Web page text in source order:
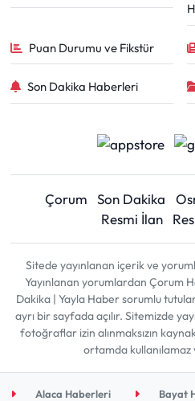
Puan Durumu ve Fikstür
Son Dakika Haberleri
Çorum Son Dakika
Resmi İlan
Sitede yayınlanan içerik ve
Yayınlanan yorumlardan Çorum
Dakika | Yayla Haber sorumlu
ayrı bir sayfada açılır. Sitemizde
fotoğraflar izin alınmaksızın
ortamda kullanılamaz
Alaca Haberleri Bayat